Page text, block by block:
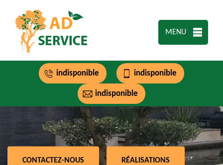
MENU
indisponible indisponible
indisponible
CONTACTEZ-NOUS RÉALISATIONS